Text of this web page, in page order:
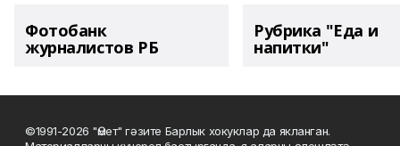
Фотобанк
журналистов РБ
Рубрика "Еда и
напитки"
©1991-2026 "Өмет" гәзите Барлык хокуклар да якланган.